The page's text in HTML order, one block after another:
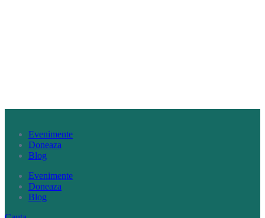
Evenimente
Doneaza
Blog
Evenimente
Doneaza
Blog